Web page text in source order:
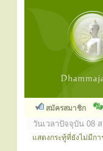
สมัครสมาชิก
วันเวลาปัจจุบัน 08
แสดงกระทู้ที่ยังไม่มีกา